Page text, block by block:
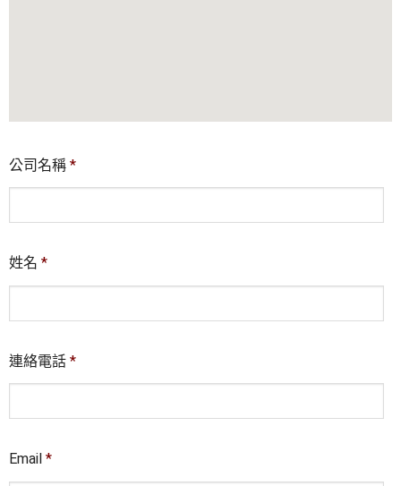
公司名稱 *
姓名 *
連絡電話 *
Email *